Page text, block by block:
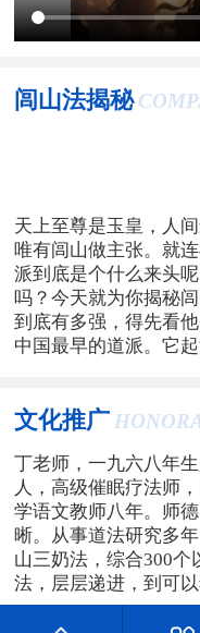
闾山法揭秘
天上至尊是玉皇，人
唯有闾山做主张。就
派到底是个什么来头
吗？今天就为你揭秘
到底有多强，得先看
中国最早的道派。它
文化推广
丁老师，一九六八年
人，高级催眠疗法师
学语文教师八年。师
晰。从事道法研究多
山三奶法，综合300个
法，层层递进，到可